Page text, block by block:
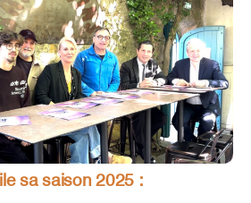
sa saison 2025 :